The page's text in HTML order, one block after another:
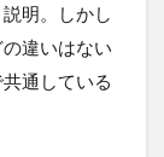
明。しかし
違いはない
通している